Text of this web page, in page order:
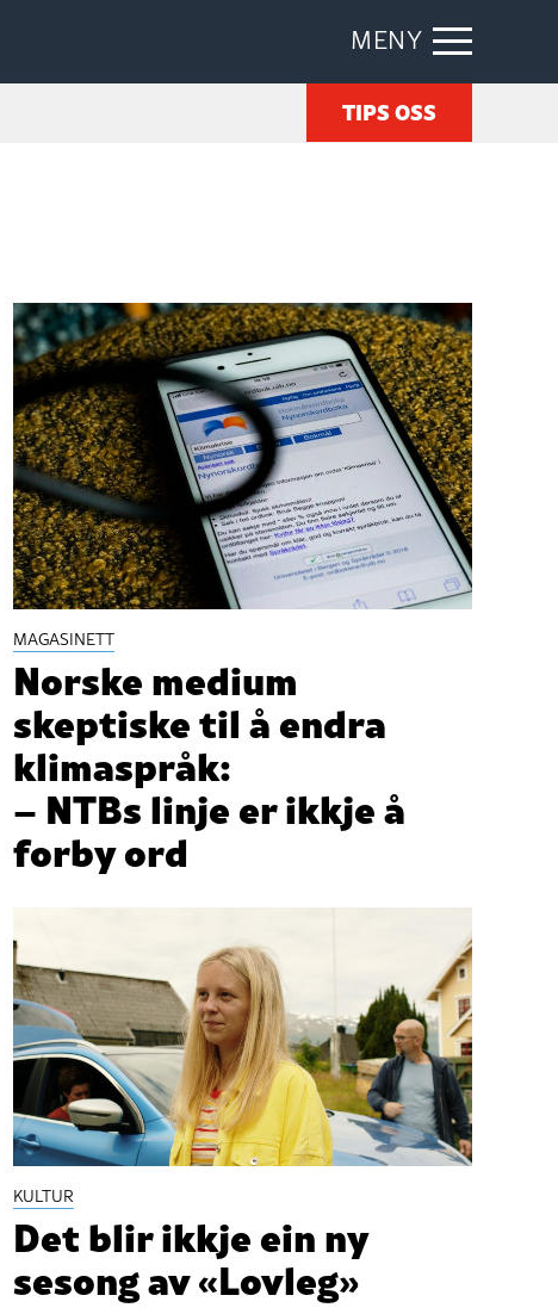
MENY
TIPS OSS
MAGASINETT
Norske medium
skeptiske til å endra
klimaspråk:
– NTBs linje er ikkje å
forby ord
KULTUR
Det blir ikkje ein ny
sesong av «Lovleg»